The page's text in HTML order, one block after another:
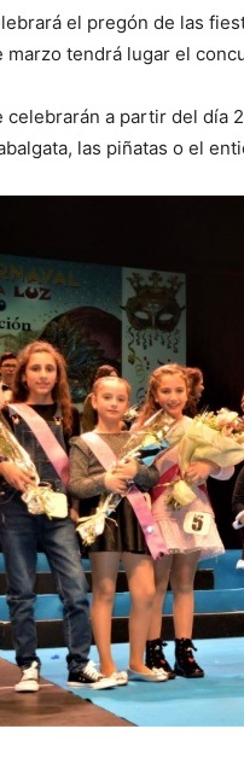
el pregón de las
marzo tendrá lugar el
celebrarán a partir del día
las piñatas o el